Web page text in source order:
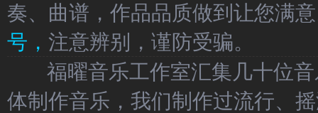
奏、曲谱，作品品质做到让您满
号， 注意辨别，谨防受骗。
福曜音乐工作室汇集几十位音
体制作音乐，我们制作过流行、